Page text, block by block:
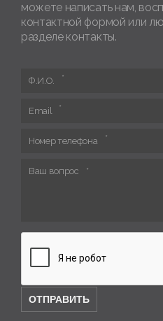
можете написать нам,
контактной формой или
разделе контакты.
Ф.И.О.
Email
Номер телефона
Ваш вопрос